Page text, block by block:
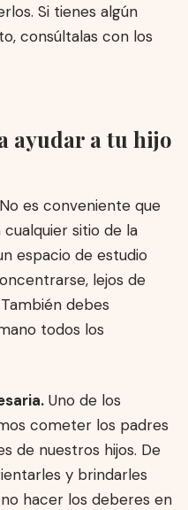
Si tienes algún
consúltalas con los
ayudar a tu hijo
es conveniente que
sitio de la
espacio de estudio
lejos de
debes
todos los
Uno de los
cometer los padres
de nuestros hijos. De
y brindarles
hacer los deberes en